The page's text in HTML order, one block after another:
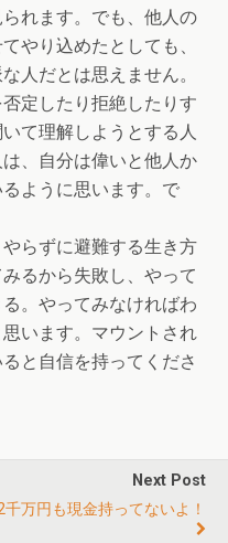
れます。でも、他人の
やり込めたとしても、
人だとは思えません。
定したり拒絶したりす
て理解しようとする人
、自分は偉いと他人か
ように思います。で
らずに避難する生き方
るから失敗し、やって
。やってみなければわ
います。マウントされ
と自信を持ってくださ
Next Post
千万円も現金持ってないよ！